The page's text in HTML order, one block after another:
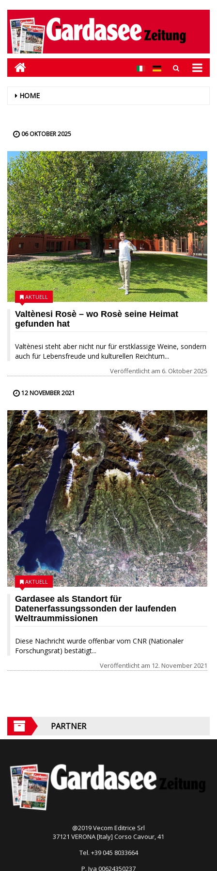
HOME
06 OKTOBER 2025
Valtènesi Rosè – wo Rosè seine Heimat
gefunden hat
Valtènesi steht aber nicht nur für erstklassige Weine, sondern
auch für Lebensfreude und kulturellen Reichtum...
AKTUELL
Veröffentlicht am 6. Oktober 2025
12 NOVEMBER 2021
Gardasee als Standort für
Datenerfassungssonden der laufenden
Weltraummissionen
Diese Nachricht wurde offenbar vom CNR (Nationaler
Forschungsrat) bestätigt...
AKTUELL
Veröffentlicht am 12. November 2021
PARTNER
@2019 Vecom Editrice Srl
37121 VERONA [Italy] Corso Cavour, 41
Tel. +39 045 8033664
P. Iva 00624350237